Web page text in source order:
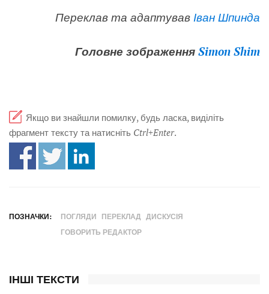
Переклав та адаптував Іван Шпинда
Головне зображення Simon Shim
Якщо ви знайшли помилку, будь ласка, виділіть
фрагмент тексту та натисніть Ctrl+Enter.
ПОЗНАЧКИ: ПОГЛЯДИ ПЕРЕКЛАД ДИСКУСІЯ
ГОВОРИТЬ РЕДАКТОР
ІНШІ ТЕКСТИ